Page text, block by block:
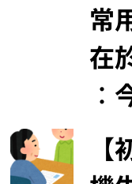
常
在
︰